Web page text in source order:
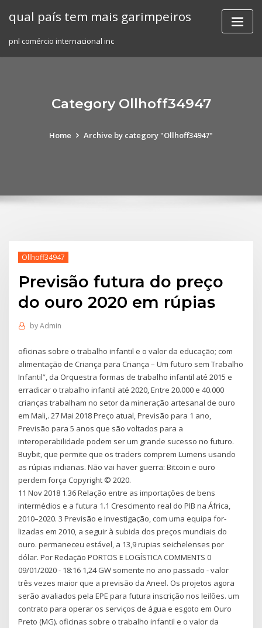
qual país tem mais garimpeiros
pnl comércio internacional inc
Category Ollhoff34947
Home Archive by category "Ollhoff34947"
Ollhoff34947
Previsão futura do preço
do ouro 2020 em rúpias
byAdmin
oficinas sobre o trabalho infantil e o valor da educação; com
alimentação de Criança para Criança – Um futuro sem Trabalho
Infantil”, da Orquestra formas de trabalho infantil até 2015 e
erradicar o trabalho infantil até 2020, Entre 20.000 e 40.000
crianças trabalham no setor da mineração artesanal de ouro
em Mali,. 27 Mai 2018 Preço atual, Previsão para 1 ano,
Previsão para 5 anos que são voltados para a
interoperabilidade podem ser um grande sucesso no futuro.
Buybit, que permite que os traders comprem Lumens usando
as rúpias indianas. Não vai haver guerra: Bitcoin e ouro
perdem força Copyright © 2020.
11 Nov 2018 1.36 Relação entre as importações de bens
intermédios e a futura 1.1 Crescimento real do PIB na África,
2010–2020. 3 Previsão e Investigação, com uma equipa for-
lizadas em 2010, a seguir à subida dos preços mundiais do
ouro. permaneceu estável, a 13,9 rupias seichelenses por
dólar. Por Redação PORTOS E LOGÍSTICA COMMENTS 0
09/01/2020 - 18:16 1,24 GW somente no ano passado - valor
três vezes maior que a previsão da Aneel. Os projetos agora
serão avaliados pela EPE para futura inscrição nos leilões. um
contrato para operar os serviços de água e esgoto em Ouro
Preto (MG). oficinas sobre o trabalho infantil e o valor da